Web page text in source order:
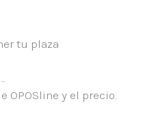
tu plaza
OPOSline y el precio.